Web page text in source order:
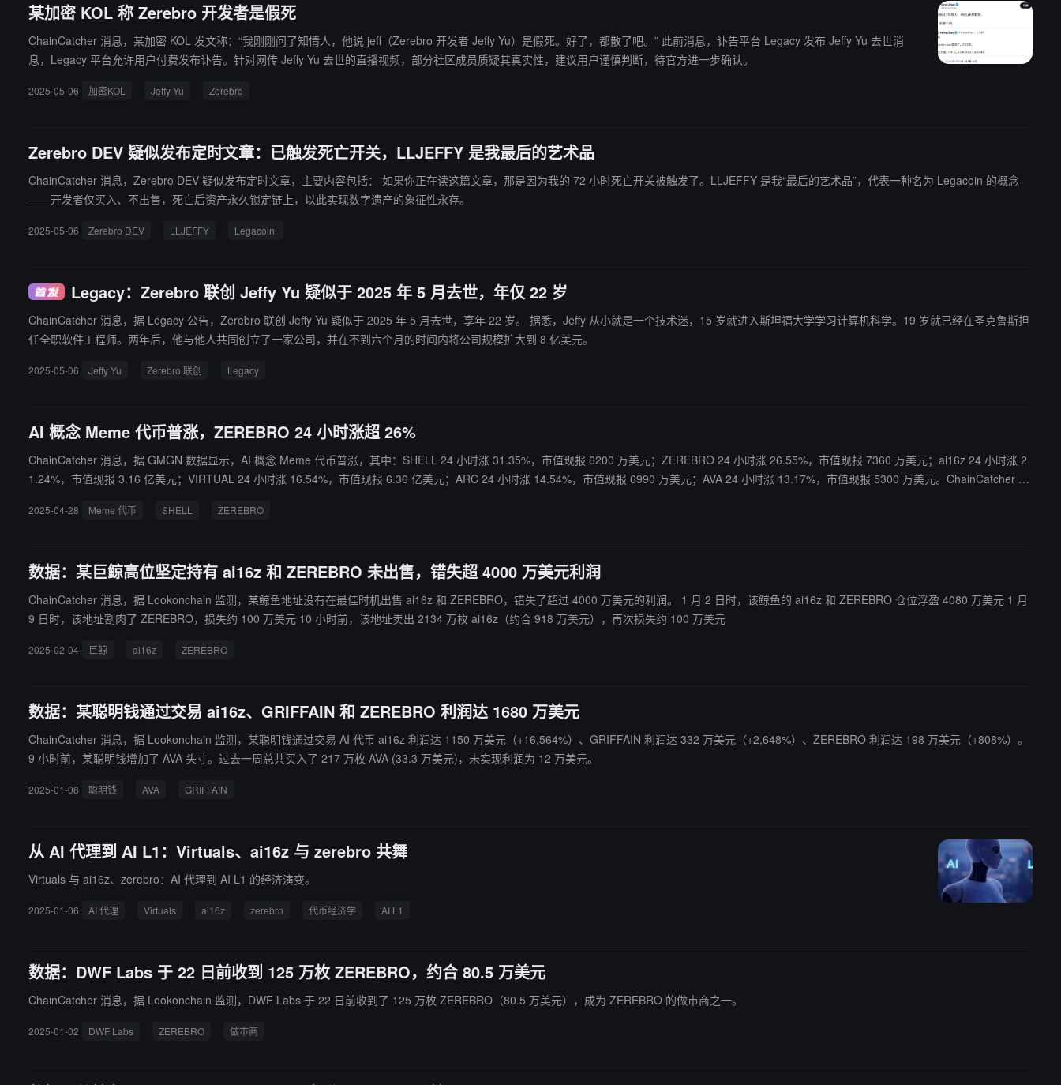
某加密 KOL 称 Zerebro 开发者是假死
ChainCatcher 消息，某加密 KOL 发文称：“我刚刚问了知情人，他说 jeff（Zerebro 开发者 Jeffy Yu）是假死。好了，都散了吧。” 此前消息，讣告平台 Legacy 发布 Jeffy Yu 去世消
息，Legacy 平台允许用户付费发布讣告。针对网传 Jeffy Yu 去世的直播视频，部分社区成员质疑其真实性，建议用户谨慎判断，待官方进一步确认。
2025-05-06 加密KOL Jeffy Yu Zerebro
Zerebro DEV 疑似发布定时文章：已触发死亡开关，LLJEFFY 是我最后的艺术品
ChainCatcher 消息，Zerebro DEV 疑似发布定时文章，主要内容包括： 如果你正在读这篇文章，那是因为我的 72 小时死亡开关被触发了。LLJEFFY 是我“最后的艺术品”，代表一种名为 Legacoin 的概念
——开发者仅买入、不出售，死亡后资产永久锁定链上，以此实现数字遗产的象征性永存。
2025-05-06 Zerebro DEV LLJEFFY Legacoin.
Legacy：Zerebro 联创 Jeffy Yu 疑似于 2025 年 5 月去世，年仅 22 岁
ChainCatcher 消息，据 Legacy 公告，Zerebro 联创 Jeffy Yu 疑似于 2025 年 5 月去世，享年 22 岁。 据悉，Jeffy 从小就是一个技术迷，15 岁就进入斯坦福大学学习计算机科学。19 岁就已经在圣克鲁斯担
任全职软件工程师。两年后，他与他人共同创立了一家公司，并在不到六个月的时间内将公司规模扩大到 8 亿美元。
2025-05-06 Jeffy Yu Zerebro 联创 Legacy
AI 概念 Meme 代币普涨，ZEREBRO 24 小时涨超 26%
ChainCatcher 消息，据 GMGN 数据显示，AI 概念 Meme 代币普涨，其中：SHELL 24 小时涨 31.35%，市值现报 6200 万美元；ZEREBRO 24 小时涨 26.55%，市值现报 7360 万美元；ai16z 24 小时涨 2
1.24%，市值现报 3.16 亿美元；VIRTUAL 24 小时涨 16.54%，市值现报 6.36 亿美元；ARC 24 小时涨 14.54%，市值现报 6990 万美元；AVA 24 小时涨 13.17%，市值现报 5300 万美元。ChainCatcher 消
2025-04-28 Meme 代币 SHELL ZEREBRO
数据：某巨鲸高位坚定持有 ai16z 和 ZEREBRO 未出售，错失超 4000 万美元利润
ChainCatcher 消息，据 Lookonchain 监测，某鲸鱼地址没有在最佳时机出售 ai16z 和 ZEREBRO，错失了超过 4000 万美元的利润。 1 月 2 日时，该鲸鱼的 ai16z 和 ZEREBRO 仓位浮盈 4080 万美元 1 月
9 日时，该地址割肉了 ZEREBRO，损失约 100 万美元 10 小时前，该地址卖出 2134 万枚 ai16z（约合 918 万美元），再次损失约 100 万美元
2025-02-04 巨鲸 ai16z ZEREBRO
数据：某聪明钱通过交易 ai16z、GRIFFAIN 和 ZEREBRO 利润达 1680 万美元
ChainCatcher 消息，据 Lookonchain 监测，某聪明钱通过交易 AI 代币 ai16z 利润达 1150 万美元（+16,564%）、GRIFFAIN 利润达 332 万美元（+2,648%）、ZEREBRO 利润达 198 万美元（+808%）。
9 小时前，某聪明钱增加了 AVA 头寸。过去一周总共买入了 217 万枚 AVA (33.3 万美元)，未实现利润为 12 万美元。
2025-01-08 聪明钱 AVA GRIFFAIN
从 AI 代理到 AI L1：Virtuals、ai16z 与 zerebro 共舞
Virtuals 与 ai16z、zerebro：AI 代理到 AI L1 的经济演变。
2025-01-06 AI 代理 Virtuals ai16z zerebro 代币经济学 AI L1
数据：DWF Labs 于 22 日前收到 125 万枚 ZEREBRO，约合 80.5 万美元
ChainCatcher 消息，据 Lookonchain 监测，DWF Labs 于 22 日前收到了 125 万枚 ZEREBRO（80.5 万美元），成为 ZEREBRO 的做市商之一。
2025-01-02 DWF Labs ZEREBRO 做市商